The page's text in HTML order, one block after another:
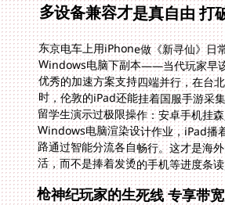
多设备兼容才是真自由 打
东京电车上用iPhone做《新寻仙》日
Windows电脑下副本——当代玩家早该
优秀的加速方案支持四端并行，在台北
时，伦敦的iPad还能挂着国服手游采集
留学生演示过极限操作：安卓手机挂
Windows电脑渲染设计作业，iPad播着
路通过智能分流各自畅行。这才是海外
活，而不是捧着发烫的手机等进度条
枪神纪玩家的生死线 专享带